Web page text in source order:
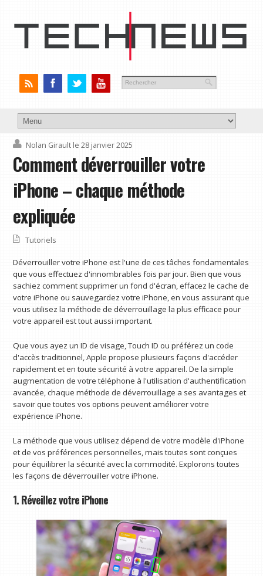
Nolan Girault le 28 janvier 2025
Comment déverrouiller votre
iPhone – chaque méthode
expliquée
Tutoriels
Déverrouiller votre iPhone est l'une de ces tâches fondamentales
que vous effectuez d'innombrables fois par jour. Bien que vous
sachiez comment supprimer un fond d'écran, effacez le cache de
votre iPhone ou sauvegardez votre iPhone, en vous assurant que
vous utilisez la méthode de déverrouillage la plus efficace pour
votre appareil est tout aussi important.
Que vous ayez un ID de visage, Touch ID ou préférez un code
d'accès traditionnel, Apple propose plusieurs façons d'accéder
rapidement et en toute sécurité à votre appareil. De la simple
augmentation de votre téléphone à l'utilisation d'authentification
avancée, chaque méthode de déverrouillage a ses avantages et
savoir que toutes vos options peuvent améliorer votre
expérience iPhone.
La méthode que vous utilisez dépend de votre modèle d'iPhone
et de vos préférences personnelles, mais toutes sont conçues
pour équilibrer la sécurité avec la commodité. Explorons toutes
les façons de déverrouiller votre iPhone.
1. Réveillez votre iPhone